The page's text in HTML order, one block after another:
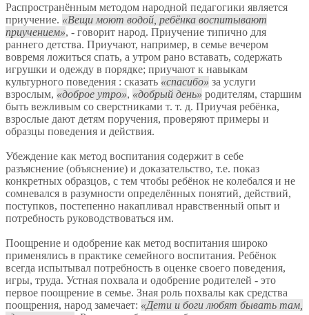
Распространённым методом народной педагогики является
приучение.
Вещи моют водой, ребёнка воспитывают
приучением , - говорит народ. Приучение типично для
раннего детства. Приучают, например, в семье вечером
вовремя ложиться спать, а утром рано вставать, содержать
игрушки и одежду в порядке; приучают к навыкам
культурного поведения : сказать
спасибо
за услуги
взрослым,
доброе утро , добрый день
родителям, старшим
быть вежливым со сверстниками т. т. д. Приучая ребёнка,
взрослые дают детям поручения, проверяют примеры и
образцы поведения и действия.
Убеждение как метод воспитания содержит в себе
разъяснение (объяснение) и доказательство, т.е. показ
конкретных образцов, с тем чтобы ребёнок не колебался и не
сомневался в разумности определённых понятий, действий,
поступков, постепенно накапливал нравственный опыт и
потребность руководствоваться им.
Поощрение и одобрение как метод воспитания широко
применялись в практике семейного воспитания. Ребёнок
всегда испытывал потребность в оценке своего поведения,
игры, труда. Устная похвала и одобрение родителей - это
первое поощрение в семье. Зная роль похвалы как средства
поощрения, народ замечает:
Дети и боги любят бывать там,